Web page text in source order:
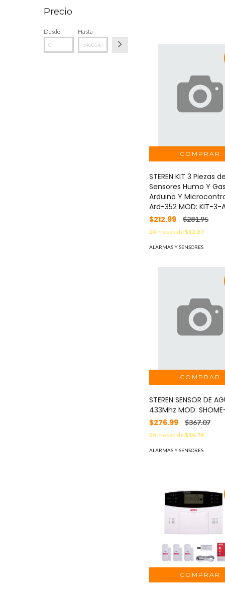
Precio
Desde Hasta
STEREN KIT 3 Piezas
Sensores Humo Y
Arduino Y
Ard-352 MOD: KIT-3-
$212.99
$281.95
24meses de$12.87
ALARMAS Y SENSORES
STEREN SENSOR DE
433Mhz MOD:
$276.99
$367.07
24meses de$16.74
ALARMAS Y SENSORES